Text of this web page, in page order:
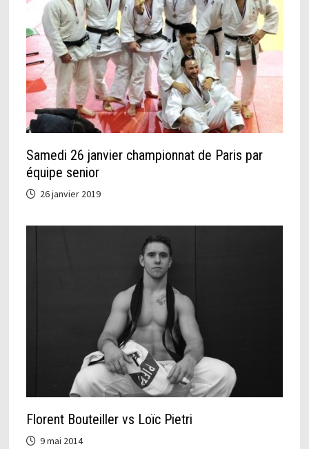
Samedi 26 janvier championnat de Paris par
équipe senior
26 janvier 2019
Florent Bouteiller vs Loïc Pietri
9 mai 2014